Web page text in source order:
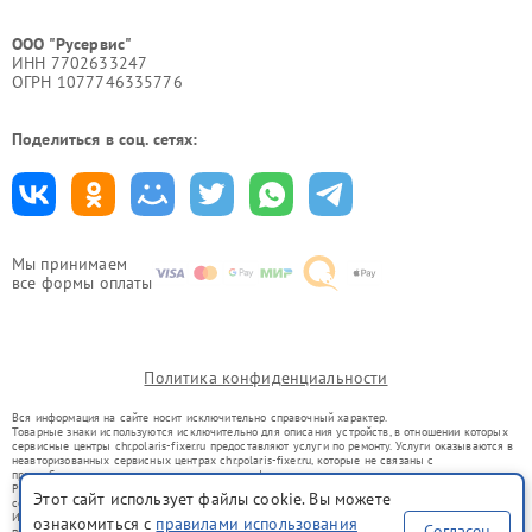
Мы принимаем
все формы оплаты
ООО "Русервис"
ИНН 7702633247
ОГРН 1077746335776
Поделиться в соц. сетях:
Политика конфиденциальности
Вся информация на сайте носит исключительно справочный характер.
Товарные знаки используются исключительно для описания устройств, в отношении которых
сервисные центры chr.polaris-fixer.ru предоставляют услуги по ремонту. Услуги оказываются в
неавторизованных сервисных центрах chr.polaris-fixer.ru, которые не связаны с
правообладателями товарных знаков или их официальными представителями.
Ремонт осуществляется для устройств, уже введенных в гражданский оборот в соответствии
со статьей 1487 ГК РФ.
Использование товарных знаков не преследует цели индивидуализации услуг или введения
Этот сайт использует файлы cookie. Вы можете
ознакомиться с правилами использования